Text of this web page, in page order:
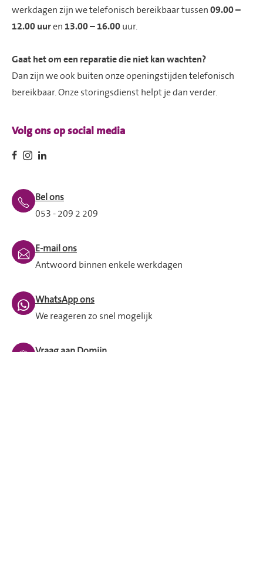
werkdagen zijn we telefonisch bereikbaar tussen 09.00 –
12.00 uuren 13.00 – 16.00 uur.
Gaat het om een reparatie die niet kan wachten?
Dan zijn we ook buiten onze openingstijden telefonisch
bereikbaar. Onze storingsdienst helpt je dan verder.
Volg ons op social media
Bel ons
053 - 209 2 209
E-mail ons
Antwoord binnen enkele werkdagen
WhatsApp ons
We reageren zo snel mogelijk
Vraag aan Domijn